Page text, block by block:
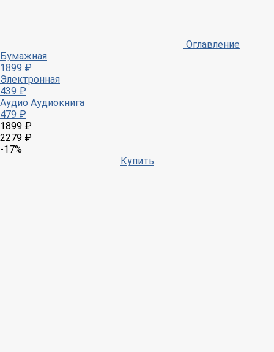
Оглавление
Бумажная
1899 ₽
Электронная
439 ₽
Аудио Аудиокнига
479 ₽
1899 ₽
2279 ₽
-17%
Купить